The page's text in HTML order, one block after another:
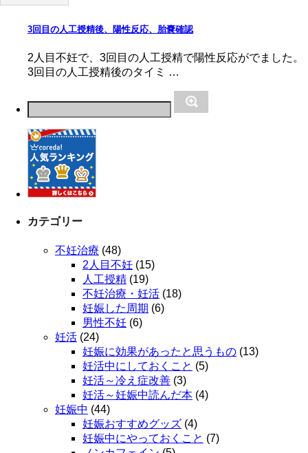
3回目の人工授精後、陽性反応、胎嚢確認
2人目不妊で、3回目の人工授精で陽性反応がでました。
3回目の人工授精後のタイミ …
カテゴリー
不妊治療 (48)
2人目不妊 (15)
人工授精 (19)
不妊治療・妊活 (18)
妊娠した周期 (6)
男性不妊 (6)
妊活 (24)
妊娠に効果があったと思うもの (13)
妊活中にしておくこと (5)
妊活～冷え症改善 (3)
妊活～妊娠中読んだ本 (4)
妊娠中 (44)
妊娠おすすめグッズ (4)
妊娠中にやっておくこと (7)